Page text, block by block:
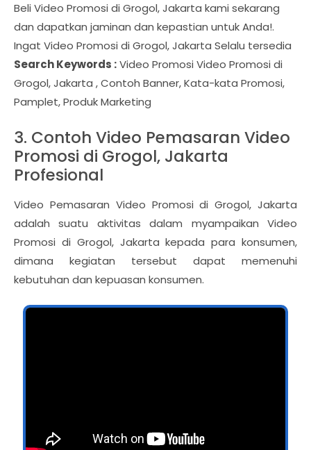
Beli Video Promosi di Grogol, Jakarta kami sekarang
dan dapatkan jaminan dan kepastian untuk Anda!.
Ingat Video Promosi di Grogol, Jakarta Selalu tersedia
Search Keywords :Video Promosi Video Promosi di
Grogol, Jakarta , Contoh Banner, Kata-kata Promosi,
Pamplet, Produk Marketing
3. Contoh Video Pemasaran Video
Promosi di Grogol, Jakarta
Profesional
Video Pemasaran Video Promosi di Grogol, Jakarta
adalah suatu aktivitas dalam myampaikan Video
Promosi di Grogol, Jakarta kepada para konsumen,
dimana kegiatan tersebut dapat memenuhi
kebutuhan dan kepuasan konsumen.